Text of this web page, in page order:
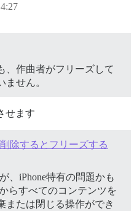
、作曲者がフリーズして
せん。
せます
除するとフリーズする
、iPhone特有の問題かも
らすべてのコンテンツを
または閉じる操作ができ